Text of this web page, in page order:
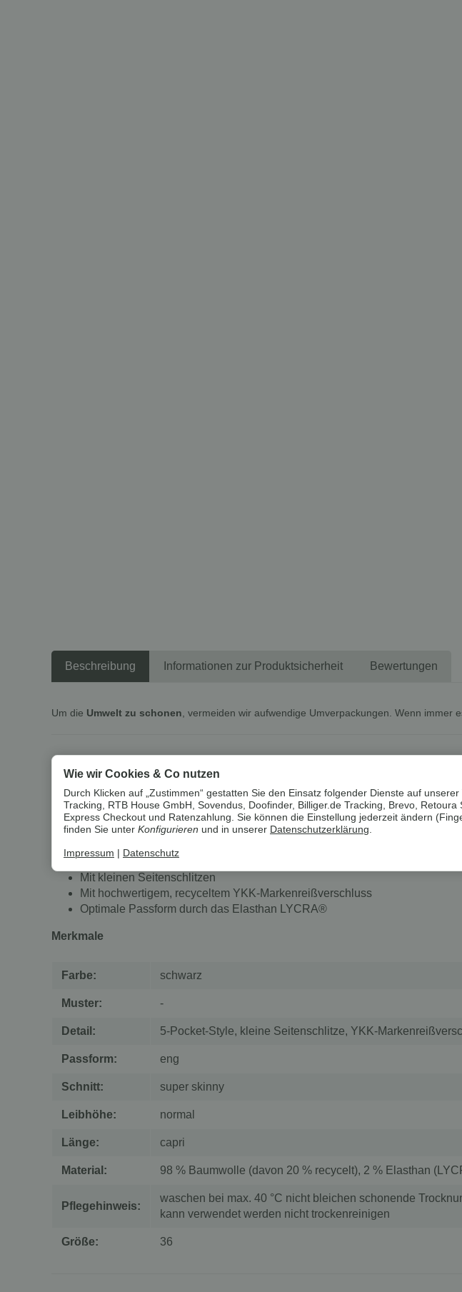
Beschreibung Informationen zur Produktsicherheit Bewertungen
Um die Umwelt zu schonen , vermeiden wir aufwendige Umverpackungen. Wenn immer
esmara® Damen-Capri-Jeans, Super Skinny, normale
Eigenschaften
Angenehmer Tragekomfort durch hohen Baumwollanteil
Hergestellt mit recyceltem Material
Extra schmal geschnitten mit normaler Leibhöhe
Mit kleinen Seitenschlitzen
Mit hochwertigem, recyceltem YKK-Markenreißverschluss
Optimale Passform durch das Elasthan LYCRA®
Merkmale
Farbe: schwarz
Muster: -
Detail: 5-Pocket-Style, kleine Seitenschlitze, YKK-
Passform: eng
Schnitt: super skinny
Leibhöhe: normal
Länge: capri
Material: 98 % Baumwolle (davon 20 % recycelt), 2 % Elasthan
Pflegehinweis:
waschen bei max. 40 °C nicht bleichen schonende
kann verwendet werden nicht trockenreinigen
Größe: 36
Wie wir Cookies & Co nutzen
Durch Klicken auf „Zustimmen“ gestatten Sie den Einsatz folgender Dienste auf
Tracking, RTB House GmbH, Sovendus, Doofinder, Billiger.de Tracking, Brevo, Retoura
Express Checkout und Ratenzahlung. Sie können die Einstellung jederzeit ändern
finden Sie unter Konfigurieren und in unserer Datenschutzerklärung.
Impressum Datenschutz